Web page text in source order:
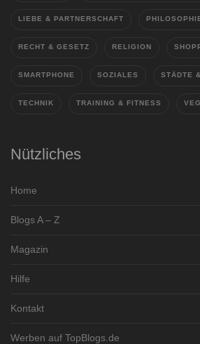
LIEBE & PARTNERSCHAFT
RECHT & GESETZ RELIGION
SMARTPHONE SOZIALES STÄDTE
TECHNIK TRAINING & FITNESS
Nützliches
Home
Blogs A – Z
Magazin
Hilfe
Kontakt
Werben auf TopBlogs.de